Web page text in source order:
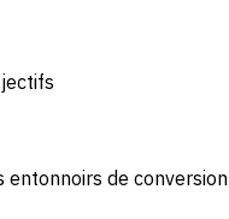
entonnoirs de conversion